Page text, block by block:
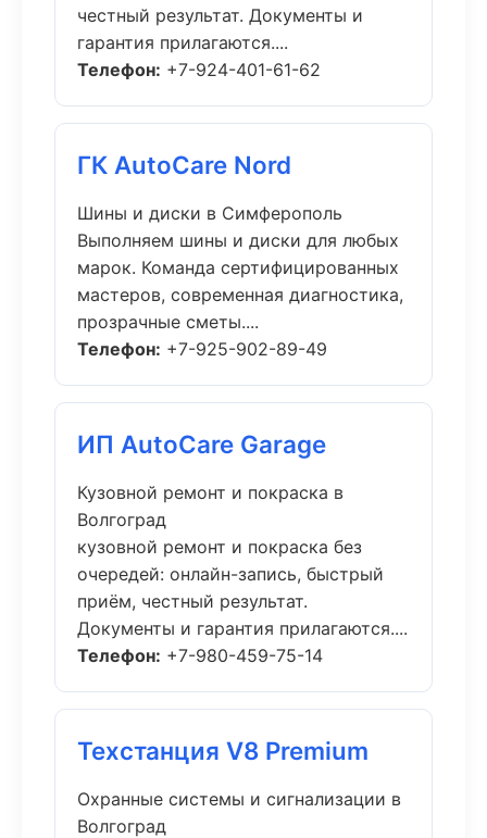
честный результат. Документы и
гарантия прилагаются....
Телефон: +7-924-401-61-62
ГК AutoCare Nord
Шины и диски в Симферополь
Выполняем шины и диски для любых
марок. Команда сертифицированных
мастеров, современная диагностика,
прозрачные сметы....
Телефон: +7-925-902-89-49
ИП AutoCare Garage
Кузовной ремонт и покраска в
Волгоград
кузовной ремонт и покраска без
очередей: онлайн-запись, быстрый
приём, честный результат.
Документы и гарантия прилагаются....
Телефон: +7-980-459-75-14
Техстанция V8 Premium
Охранные системы и сигнализации в
Волгоград